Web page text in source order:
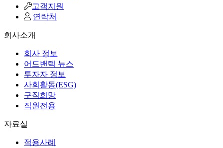
고객지원
연락처
회사소개
회사 정보
어드밴텍 뉴스
투자자 정보
사회활동(ESG)
구직희망
직원전용
자료실
적용사례